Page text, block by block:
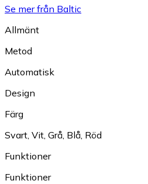
Se mer från Baltic
Allmänt
Metod
Automatisk
Design
Färg
Svart, Vit, Grå, Blå, Röd
Funktioner
Funktioner